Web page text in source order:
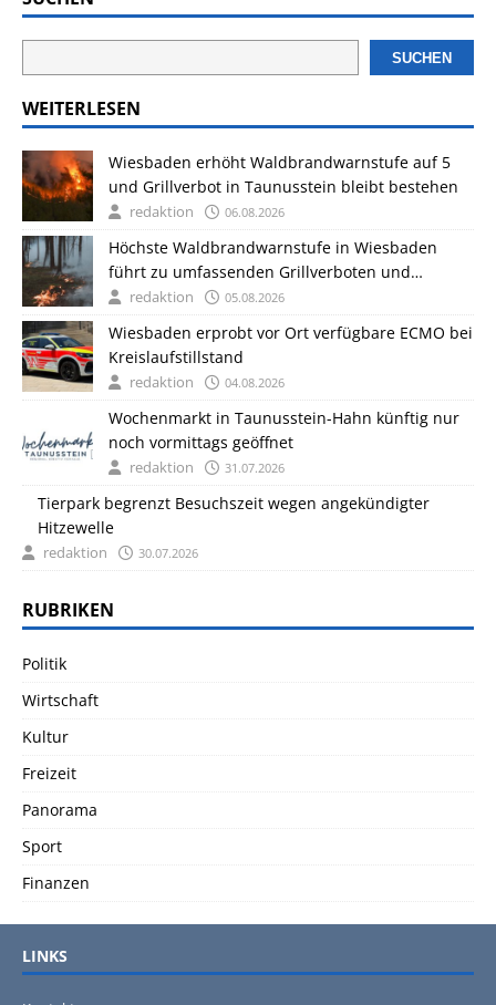
SUCHEN
WEITERLESEN
Wiesbaden erhöht Waldbrandwarnstufe auf 5
und Grillverbot in Taunusstein bleibt bestehen
redaktion 06.08.2026
Höchste Waldbrandwarnstufe in Wiesbaden
führt zu umfassenden Grillverboten und
Auflagen
redaktion 05.08.2026
Wiesbaden erprobt vor Ort verfügbare ECMO bei
Kreislaufstillstand
redaktion 04.08.2026
Wochenmarkt in Taunusstein-Hahn künftig nur
noch vormittags geöffnet
redaktion 31.07.2026
Tierpark begrenzt Besuchszeit wegen angekündigter
Hitzewelle
redaktion 30.07.2026
RUBRIKEN
Politik
Wirtschaft
Kultur
Freizeit
Panorama
Sport
Finanzen
LINKS